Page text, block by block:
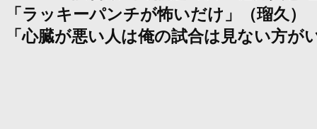
「ラッキーパンチが怖いだけ」（瑠久）
「心臓が悪い人は俺の試合は見ない方が